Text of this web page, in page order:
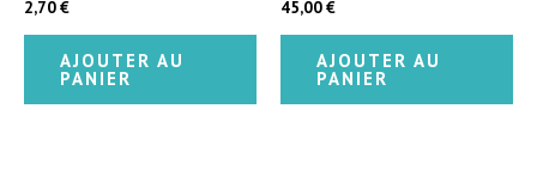
Note
5.00
sur 5
2,70€
AJOUTER AU
PANIER
Note
5.00
sur 5
45,00€
AJOUTER AU
PANIER